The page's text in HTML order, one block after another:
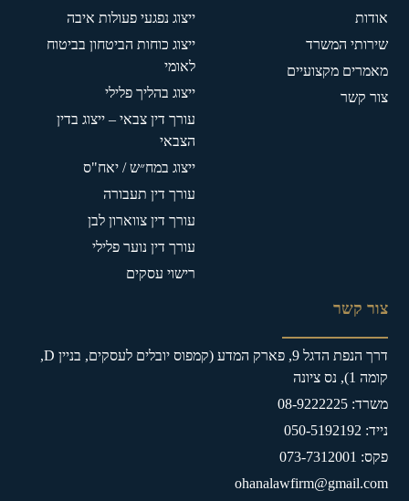
אודות
שירותי המשרד
מאמרים מקצועיים
צור קשר
ייצוג נפגעי פעולות איבה
ייצוג כוחות הביטחון בביטוח
לאומי
ייצוג בהליך פלילי
עורך דין צבאי – ייצוג בדין
הצבאי
ייצוג במח״ש / יאח"ס
עורך דין תעבורה
עורך דין צווארון לבן
עורך דין נוער פלילי
רישוי עסקים
צור קשר
דרך הנפת הדגל 9, פארק המדע (קמפוס יובלים לעסקים, בניין D,
קומה 1), נס ציונה
משרד: 08-9222225
נייד: 050-5192192
פקס: 073-7312001
ohanalawfirm@gmail.com